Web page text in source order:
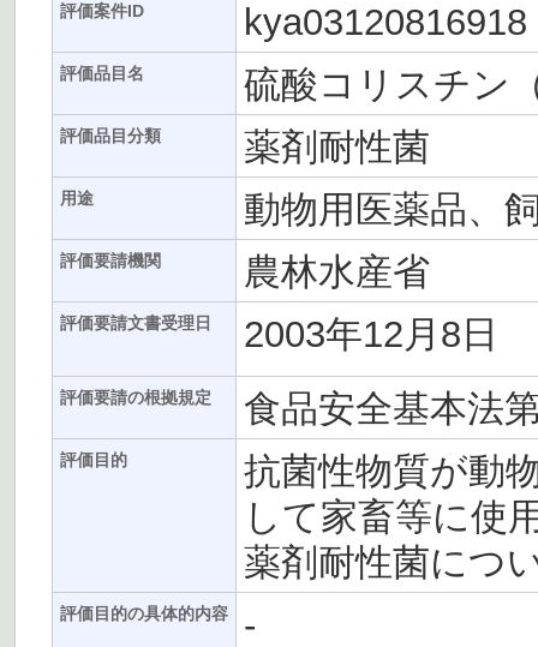
評価案件ID kya03120816918
評価品目名 硫酸コリスチン
評価品目分類 薬剤耐性菌
用途 動物用医薬品、
評価要請機関 農林水産省
評価要請文書受理日 2003年12月8日
評価要請の根拠規定 食品安全基本法
評価目的
抗菌性物質が動
して家畜等に使
薬剤耐性菌につ
評価目的の具体的内容 -